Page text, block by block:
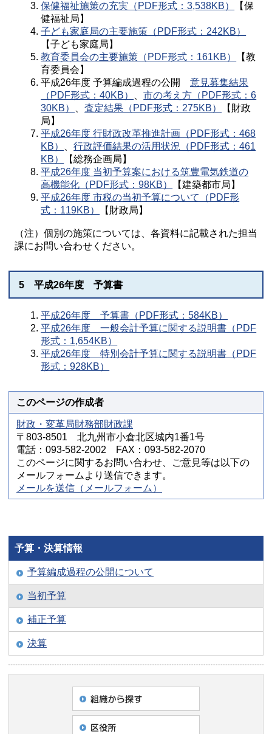
保健福祉施策の充実（PDF形式：3,538KB）
【保
健福祉局】
子ども家庭局の主要施策（PDF形式：242KB）
【子ども家庭局】
教育委員会の主要施策（PDF形式：161KB）
【教
育委員会】
平成26年度 予算編成過程の公開意見募集結果
（PDF形式：40KB）
、市の考え方（PDF形式：6
30KB）
、査定結果（PDF形式：275KB）
【財政
局】
平成26年度 行財政改革推進計画（PDF形式：468
KB）
、行政評価結果の活用状況（PDF形式：461
KB）
【総務企画局】
平成26年度 当初予算案における筑豊電気鉄道の
高機能化（PDF形式：98KB）
【建築都市局】
平成26年度 市税の当初予算について（PDF形
式：119KB）
【財政局】
（注）個別の施策については、各資料に記載された担当
課にお問い合わせください。
5 平成26年度 予算書
平成26年度 予算書（PDF形式：584KB）
平成26年度 一般会計予算に関する説明書（PDF
形式：1,654KB）
平成26年度 特別会計予算に関する説明書（PDF
形式：928KB）
このページの作成者
財政・変革局財務部財政課
〒803-8501 北九州市小倉北区城内1番1号
電話：093-582-2002 FAX：093-582-2070
このページに関するお問い合わせ、ご意見等は以下の
メールフォームより送信できます。
メールを送信（メールフォーム）
予算・決算情報
予算編成過程の公開について
当初予算
補正予算
決算